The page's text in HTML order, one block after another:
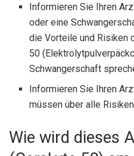
Informieren Sie Ihren
oder eine
die Vorteile und Risiken
50
Schwangerschaft
Informieren Sie Ihren
müssen über alle
Wie wird dieses